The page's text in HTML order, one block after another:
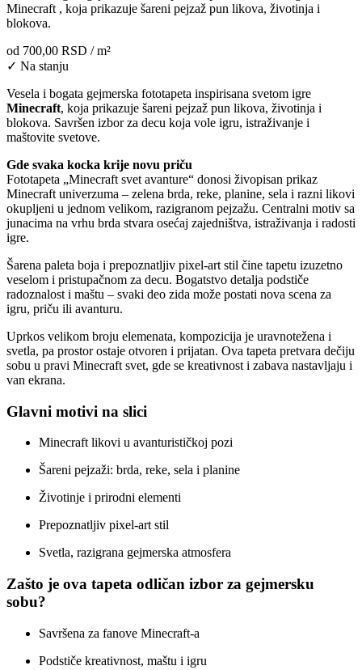
Minecraft , koja prikazuje šareni pejzaž pun likova, životinja i
blokova.
od 700,00 RSD / m²
✓ Na stanju
Vesela i bogata gejmerska fototapeta inspirisana svetom igre
Minecraft, koja prikazuje šareni pejzaž pun likova, životinja i
blokova. Savršen izbor za decu koja vole igru, istraživanje i
maštovite svetove.
Gde svaka kocka krije novu priču
Fototapeta „Minecraft svet avanture“ donosi živopisan prikaz
Minecraft univerzuma – zelena brda, reke, planine, sela i razni likovi
okupljeni u jednom velikom, razigranom pejzažu. Centralni motiv sa
junacima na vrhu brda stvara osećaj zajedništva, istraživanja i radosti
igre.
Šarena paleta boja i prepoznatljiv pixel-art stil čine tapetu izuzetno
veselom i pristupačnom za decu. Bogatstvo detalja podstiče
radoznalost i maštu – svaki deo zida može postati nova scena za
igru, priču ili avanturu.
Uprkos velikom broju elemenata, kompozicija je uravnotežena i
svetla, pa prostor ostaje otvoren i prijatan. Ova tapeta pretvara dečiju
sobu u pravi Minecraft svet, gde se kreativnost i zabava nastavljaju i
van ekrana.
Glavni motivi na slici
Minecraft likovi u avanturističkoj pozi
Šareni pejzaži: brda, reke, sela i planine
Životinje i prirodni elementi
Prepoznatljiv pixel-art stil
Svetla, razigrana gejmerska atmosfera
Zašto je ova tapeta odličan izbor za gejmersku
sobu?
Savršena za fanove Minecraft-a
Podstiče kreativnost, maštu i igru